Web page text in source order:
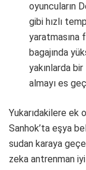
oyuncuların
gibi hızlı
yaratmasına
bagajında
yakınlarda
almayı es
Yukarıdakilere ek
Sanhok’ta eşya
sudan karaya
zeka antrenman